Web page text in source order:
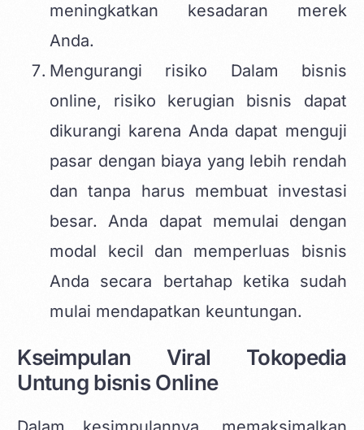
meningkatkan kesadaran merek
Anda.
Mengurangi risiko Dalam bisnis
online, risiko kerugian bisnis dapat
dikurangi karena Anda dapat menguji
pasar dengan biaya yang lebih rendah
dan tanpa harus membuat investasi
besar. Anda dapat memulai dengan
modal kecil dan memperluas bisnis
Anda secara bertahap ketika sudah
mulai mendapatkan keuntungan.
Kseimpulan Viral Tokopedia
Untung bisnis Online